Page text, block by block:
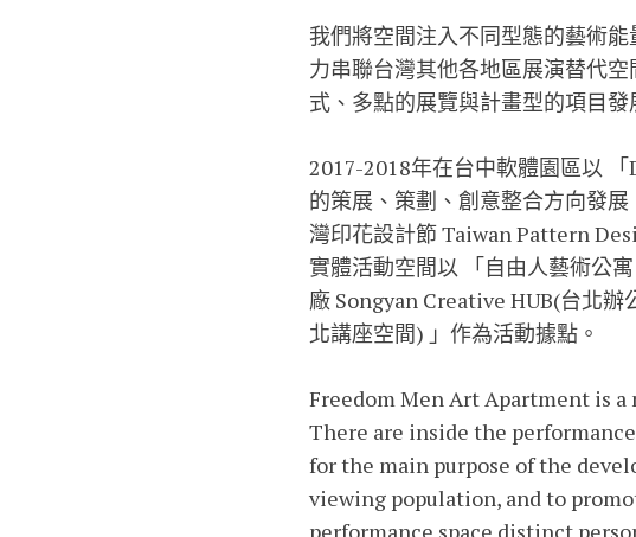
我們將空間注入不同型態的藝術
力串聯台灣其他各地區展演替代
式、多點的展覽與計畫型的項目發
2017-2018年在台中軟體園區以
的策展、策劃、創意整合方向發
灣印花設計節 Taiwan Pattern
實體活動空間以 「自由人藝術公
廠 Songyan Creative HUB(台北
北講座空間) 」作為活動據點。
Freedom Men Art Apartment is
There are inside the
for the main purpose of the
viewing population, and to
performance space distinct